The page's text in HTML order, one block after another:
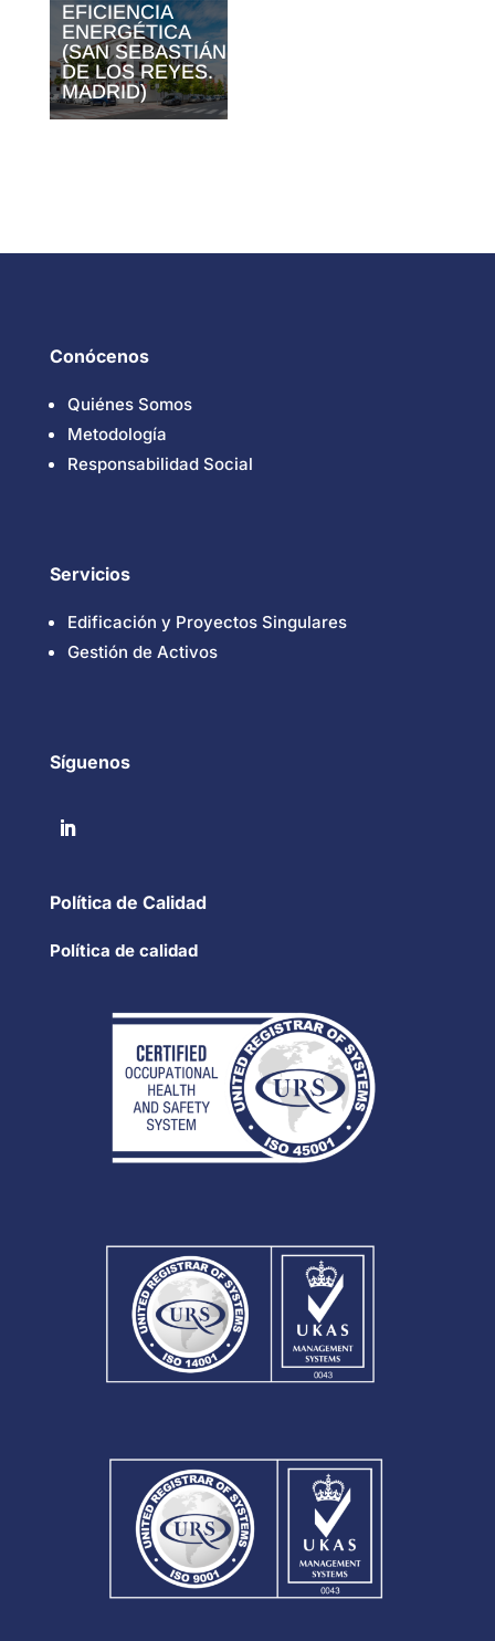
EFICIENCIA
ENERGÉTICA
(SAN SEBASTIÁN
DE LOS REYES.
MADRID)
Conócenos
Quiénes Somos
Metodología
Responsabilidad Social
Servicios
Edificación y Proyectos Singulares
Gestión de Activos
Síguenos
Política de Calidad
Política de calidad